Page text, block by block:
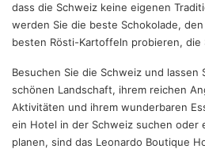
dass die Schweiz keine eigenen
werden Sie die beste Schokolade,
besten Rösti-Kartoffeln probieren, die
Besuchen Sie die Schweiz und
schönen Landschaft, ihrem reichen
Aktivitäten und ihrem wunderbaren
ein Hotel in der Schweiz suchen oder
planen, sind das Leonardo Boutique